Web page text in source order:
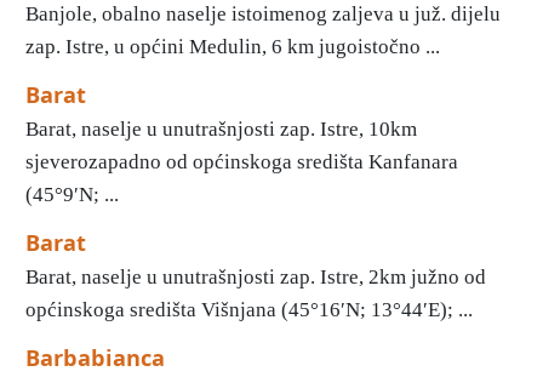
Banjole, obalno naselje istoimenog zaljeva u juž. dijelu
zap. Istre, u općini Medulin, 6 km jugoistočno ...
Barat
Barat, naselje u unutrašnjosti zap. Istre, 10km
sjeverozapadno od općinskoga središta Kanfanara
(45°9′N; ...
Barat
Barat, naselje u unutrašnjosti zap. Istre, 2km južno od
općinskoga središta Višnjana (45°16′N; 13°44′E); ...
Barbabianca